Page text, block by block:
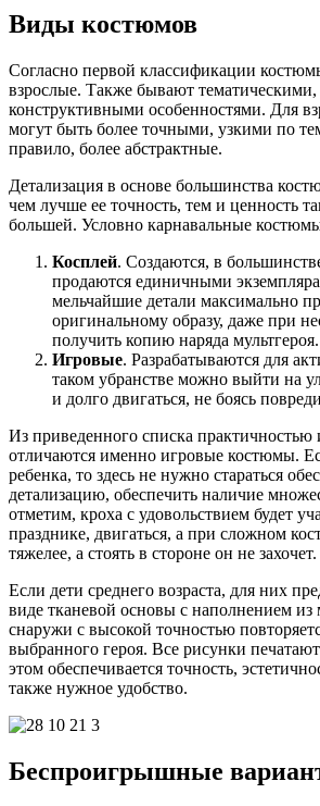
Виды костюмов
Согласно первой классификации
взрослые. Также бывают тематическими,
конструктивными особенностями. Для
могут быть более точными, узкими по
правило, более абстрактные.
Детализация в основе большинства
чем лучше ее точность, тем и ценность
большей. Условно карнавальные
Косплей. Создаются, в
продаются единичными
мельчайшие детали максимально
оригинальному образу, даже при
получить копию наряда мультгероя.
Игровые. Разрабатываются для
таком убранстве можно выйти на
и долго двигаться, не боясь
Из приведенного списка практичностью
отличаются именно игровые костюмы.
ребенка, то здесь не нужно стараться
детализацию, обеспечить наличие
отметим, кроха с удовольствием будет
празднике, двигаться, а при сложном
тяжелее, а стоять в стороне он не захочет.
Если дети среднего возраста, для них
виде тканевой основы с наполнением из
снаружи с высокой точностью
выбранного героя. Все рисунки
этом обеспечивается точность,
также нужное удобство.
Беспроигрышные